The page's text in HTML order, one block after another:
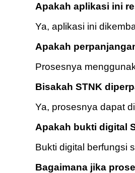
Apakah aplikasi ini
Ya, aplikasi ini
Apakah
Prosesnya
Bisakah STNK
Ya, prosesnya dapat
Apakah bukti digital
Bukti digital berfungsi
Bagaimana jika